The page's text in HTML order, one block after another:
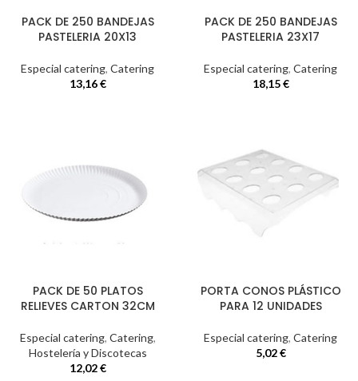
PACK DE 250 BANDEJAS
PASTELERIA 20X13
Especial catering, Catering
13,16€
PACK DE 250 BANDEJAS
PASTELERIA 23X17
Especial catering, Catering
18,15€
PACK DE 50 PLATOS
RELIEVES CARTON 32CM
Especial catering, Catering,
Hostelería y Discotecas
12,02€
PORTA CONOS PLÁSTICO
PARA 12 UNIDADES
Especial catering, Catering
5,02€